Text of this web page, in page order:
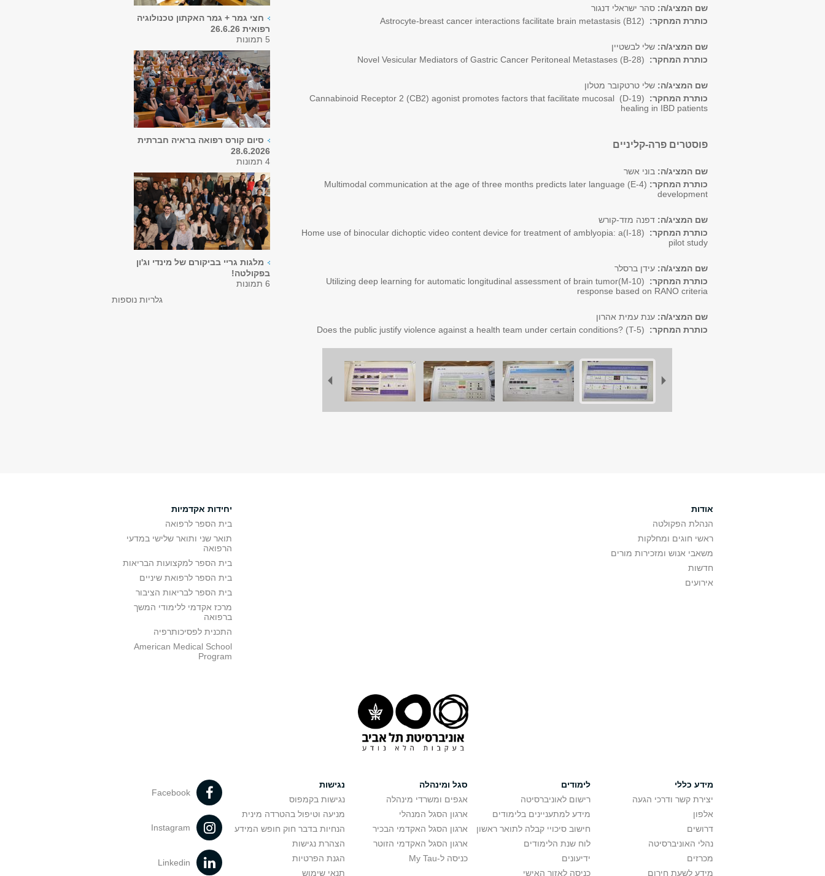
חצי גמר + גמר האקתון טכנולוגיה
רפואית 26.6.26
5 תמונות
סיום קורס רפואה בראיה חברתית
28.6.2026
4 תמונות
מלגות גריי בביקורם של מינדי וג'ון
בפקולטה!
6 תמונות
גלריות נוספות
שם המציג/ה:סהר ישראלי דנגור
כותרת המחקר: Astrocyte-breast cancer interactions facilitate brain metastasis (B12)
שם המציג/ה:שלי לבשטיין
כותרת המחקר: (
B-28
)
Novel Vesicular Mediators of Gastric Cancer Peritoneal Metastases
שם המציג/ה:שלי טרטקובר מטלון
כותרת המחקר: (
D-19
)
Cannabinoid Receptor 2 (CB2) agonist promotes factors that facilitate mucosal
healing in IBD patients
פוסטרים פרה-קליניים
שם המציג/ה: בוני אשר
כותרת המחקר: (
E-4
)
Multimodal communication at the age of three months predicts later language
development
שם המציג/ה:דפנה מזד-קורש
כותרת המחקר: (
I-18
)
Home use of binocular dichoptic video content device for treatment of amblyopia: a
pilot study
שם המציג/ה:עידן ברסלר
כותרת המחקר: (
M-10
)
Utilizing deep learning for automatic longitudinal assessment of brain tumor
response based on RANO criteria
שם המציג/ה:ענת עמית אהרון
כותרת המחקר: (
T-5
)
Does the public justify violence against a health team under certain conditions?
אודות
הנהלת הפקולטה
ראשי חוגים ומחלקות
משאבי אנוש ומזכירות מורים
חדשות
אירועים
יחידות אקדמיות
בית הספר לרפואה
תואר שני ותואר שלישי במדעי
הרפואה
בית הספר למקצועות הבריאות
בית הספר לרפואת שיניים
בית הספר לבריאות הציבור
מרכז אקדמי ללימודי המשך
ברפואה
התכנית לפסיכותרפיה
American Medical School
Program
מידע כללי
יצירת קשר ודרכי הגעה
אלפון
דרושים
נהלי האוניברסיטה
מכרזים
מידע לשעת חירום
לימודים
רישום לאוניברסיטה
מידע למתעניינים בלימודים
חישוב סיכויי קבלה לתואר ראשון
לוח שנת הלימודים
ידיעונים
כניסה לאזור האישי
סגל ומינהלה
אגפים ומשרדי מינהלה
ארגון הסגל המנהלי
ארגון הסגל האקדמי הבכיר
ארגון הסגל האקדמי הזוטר
כניסה ל-My Tau
נגישות
נגישות בקמפוס
מניעה וטיפול בהטרדה מינית
הנחיות בדבר חוק חופש המידע
הצהרת נגישות
הגנת הפרטיות
תנאי שימוש
Facebook
Instagram
Linkedin